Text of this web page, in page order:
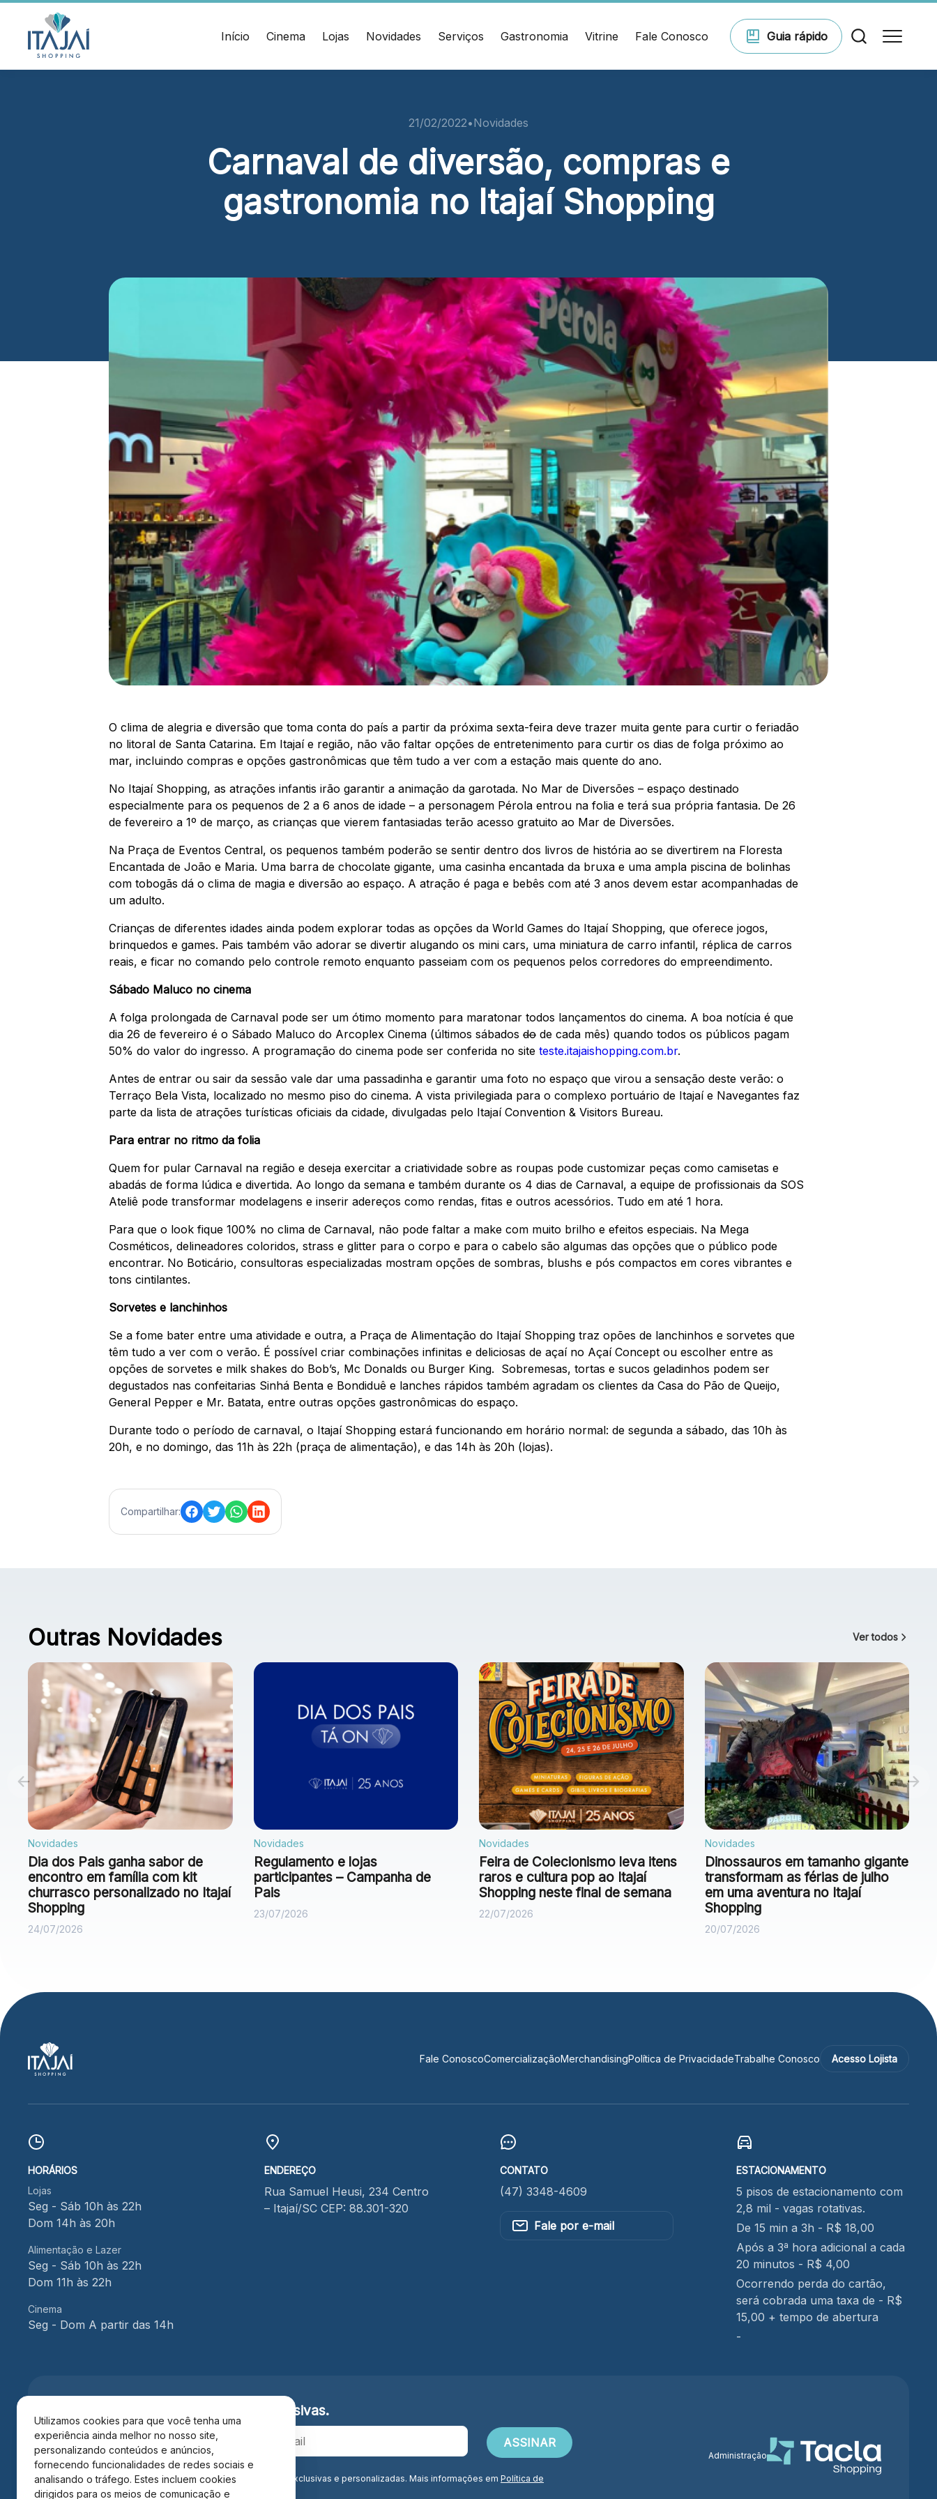
Utilizamos cookies para que você tenha uma
experiência ainda melhor no nosso site,
personalizando conteúdos e anúncios,
fornecendo funcionalidades de redes sociais e
analisando o tráfego. Estes incluem cookies
dirigidos para os meios de comunicação e
Início Cinema Lojas Novidades Serviços Gastronomia Vitrine Fale Conosco Guia rápido
Rua Samuel Heusi, 234 Centro
Ver local
Chamar Uber
(47) 3348-4609
Vitrine virtual
21/02/2022•Novidades
Carnaval de diversão, compras e
gastronomia no Itajaí Shopping
O clima de alegria e diversão que toma conta do país a partir da próxima sexta-feira deve trazer muita gente para curtir o feriadão
no litoral de Santa Catarina. Em Itajaí e região, não vão faltar opções de entretenimento para curtir os dias de folga próximo ao
mar, incluindo compras e opções gastronômicas que têm tudo a ver com a estação mais quente do ano.
No Itajaí Shopping, as atrações infantis irão garantir a animação da garotada. No Mar de Diversões – espaço destinado
especialmente para os pequenos de 2 a 6 anos de idade – a personagem Pérola entrou na folia e terá sua própria fantasia. De 26
de fevereiro a 1º de março, as crianças que vierem fantasiadas terão acesso gratuito ao Mar de Diversões.
Na Praça de Eventos Central, os pequenos também poderão se sentir dentro dos livros de história ao se divertirem na Floresta
Encantada de João e Maria. Uma barra de chocolate gigante, uma casinha encantada da bruxa e uma ampla piscina de bolinhas
com tobogãs dá o clima de magia e diversão ao espaço. A atração é paga e bebês com até 3 anos devem estar acompanhadas de
um adulto.
Crianças de diferentes idades ainda podem explorar todas as opções da World Games do Itajaí Shopping, que oferece jogos,
brinquedos e games. Pais também vão adorar se divertir alugando os mini cars, uma miniatura de carro infantil, réplica de carros
reais, e ficar no comando pelo controle remoto enquanto passeiam com os pequenos pelos corredores do empreendimento.
Sábado Maluco no cinema
A folga prolongada de Carnaval pode ser um ótimo momento para maratonar todos lançamentos do cinema. A boa notícia é que
dia 26 de fevereiro é o Sábado Maluco do Arcoplex Cinema (últimos sábados do de cada mês) quando todos os públicos pagam
50% do valor do ingresso. A programação do cinema pode ser conferida no site teste.itajaishopping.com.br.
Antes de entrar ou sair da sessão vale dar uma passadinha e garantir uma foto no espaço que virou a sensação deste verão: o
Terraço Bela Vista, localizado no mesmo piso do cinema. A vista privilegiada para o complexo portuário de Itajaí e Navegantes faz
parte da lista de atrações turísticas oficiais da cidade, divulgadas pelo Itajaí Convention & Visitors Bureau.
Para entrar no ritmo da folia
Quem for pular Carnaval na região e deseja exercitar a criatividade sobre as roupas pode customizar peças como camisetas e
abadás de forma lúdica e divertida. Ao longo da semana e também durante os 4 dias de Carnaval, a equipe de profissionais da SOS
Ateliê pode transformar modelagens e inserir adereços como rendas, fitas e outros acessórios. Tudo em até 1 hora.
Para que o look fique 100% no clima de Carnaval, não pode faltar a make com muito brilho e efeitos especiais. Na Mega
Cosméticos, delineadores coloridos, strass e glitter para o corpo e para o cabelo são algumas das opções que o público pode
encontrar. No Boticário, consultoras especializadas mostram opções de sombras, blushs e pós compactos em cores vibrantes e
tons cintilantes.
Sorvetes e lanchinhos
Se a fome bater entre uma atividade e outra, a Praça de Alimentação do Itajaí Shopping traz opões de lanchinhos e sorvetes que
têm tudo a ver com o verão. É possível criar combinações infinitas e deliciosas de açaí no Açaí Concept ou escolher entre as
opções de sorvetes e milk shakes do Bob’s, Mc Donalds ou Burger King. Sobremesas, tortas e sucos geladinhos podem ser
degustados nas confeitarias Sinhá Benta e Bondiduê e lanches rápidos também agradam os clientes da Casa do Pão de Queijo,
General Pepper e Mr. Batata, entre outras opções gastronômicas do espaço.
Durante todo o período de carnaval, o Itajaí Shopping estará funcionando em horário normal: de segunda a sábado, das 10h às
20h, e no domingo, das 11h às 22h (praça de alimentação), e das 14h às 20h (lojas).
Compartilhar:
Outras Novidades Ver todos
Novidades
Dia dos Pais ganha sabor de
encontro em família com kit
churrasco personalizado no Itajaí
Shopping
24/07/2026
Novidades
Regulamento e lojas
participantes – Campanha de
Pais
23/07/2026
Novidades
Feira de Colecionismo leva itens
raros e cultura pop ao Itajaí
Shopping neste final de semana
22/07/2026
Novidades
Dinossauros em tamanho gigante
transformam as férias de julho
em uma aventura no Itajaí
Shopping
20/07/2026
Ver
local
Fale ConoscoComercializaçãoMerchandisingPolítica de PrivacidadeTrabalhe Conosco Acesso Lojista
HORÁRIOS
Lojas
Seg - Sáb 10h às 22h
Dom 14h às 20h
Alimentação e Lazer
Seg - Sáb 10h às 22h
Dom 11h às 22h
Cinema
Seg - Dom A partir das 14h
ENDEREÇO
Rua Samuel Heusi, 234 Centro
– Itajaí/SC CEP: 88.301-320
CONTATO
(47) 3348-4609
Fale por e-mail
ESTACIONAMENTO
5 pisos de estacionamento com
2,8 mil - vagas rotativas.
De 15 min a 3h - R$ 18,00
Após a 3ª hora adicional a cada
20 minutos - R$ 4,00
Ocorrendo perda do cartão,
será cobrada uma taxa de - R$
15,00 + tempo de abertura
-
vantagens exclusivas.
Ao se cadastrar você confirma em receber informações exclusivas e personalizadas. Mais informações em Política de
Privacidade.*
Administração
Divulgue suas
promoções no
shopping.